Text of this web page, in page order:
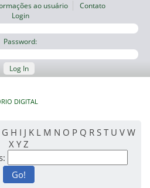
ao usuário
Contato
Login
Password:
Log In
DIGITAL
G H I J K L M N O P Q R S T U V W
X Y Z